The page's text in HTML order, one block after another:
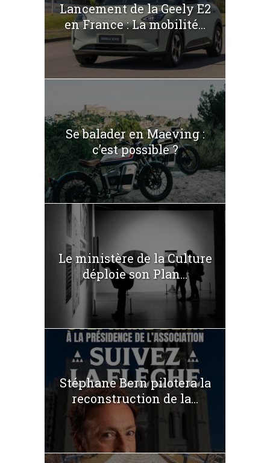
Lancement de la Geely E2
en France : La mobilité...
Se balader en Maeving :
c’est possible ?
Le ministère de la Culture
déploie son Plan...
Stéphane Bern pilotera la
reconstruction de la...